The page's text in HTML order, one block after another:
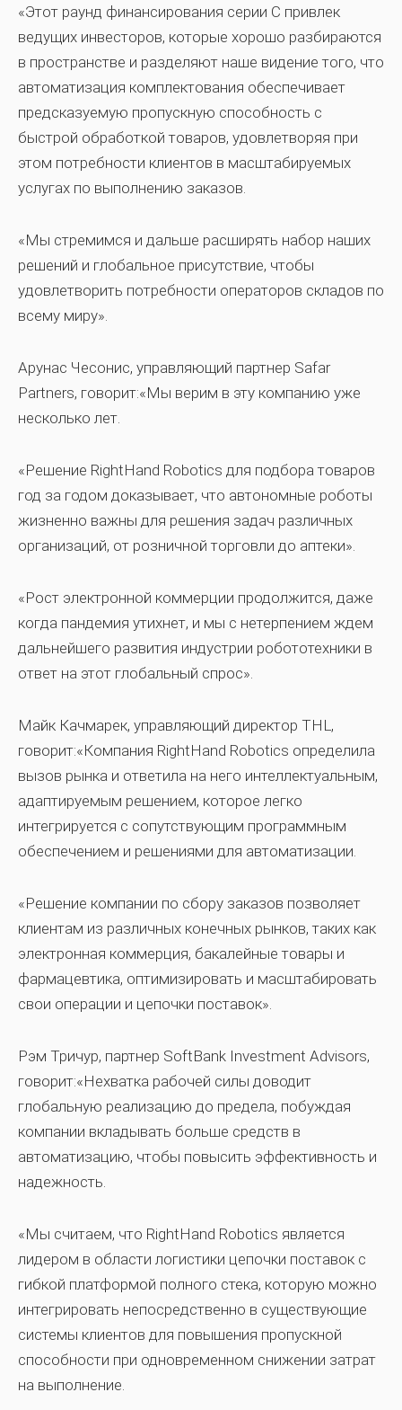
«Этот раунд финансирования серии C привлек
ведущих инвесторов, которые хорошо разбираются
в пространстве и разделяют наше видение того, что
автоматизация комплектования обеспечивает
предсказуемую пропускную способность с
быстрой обработкой товаров, удовлетворяя при
этом потребности клиентов в масштабируемых
услугах по выполнению заказов.
«Мы стремимся и дальше расширять набор наших
решений и глобальное присутствие, чтобы
удовлетворить потребности операторов складов по
всему миру».
Арунас Чесонис, управляющий партнер Safar
Partners, говорит:«Мы верим в эту компанию уже
несколько лет.
«Решение RightHand Robotics для подбора товаров
год за годом доказывает, что автономные роботы
жизненно важны для решения задач различных
организаций, от розничной торговли до аптеки».
«Рост электронной коммерции продолжится, даже
когда пандемия утихнет, и мы с нетерпением ждем
дальнейшего развития индустрии робототехники в
ответ на этот глобальный спрос».
Майк Качмарек, управляющий директор THL,
говорит:«Компания RightHand Robotics определила
вызов рынка и ответила на него интеллектуальным,
адаптируемым решением, которое легко
интегрируется с сопутствующим программным
обеспечением и решениями для автоматизации.
«Решение компании по сбору заказов позволяет
клиентам из различных конечных рынков, таких как
электронная коммерция, бакалейные товары и
фармацевтика, оптимизировать и масштабировать
свои операции и цепочки поставок».
Рэм Тричур, партнер SoftBank Investment Advisors,
говорит:«Нехватка рабочей силы доводит
глобальную реализацию до предела, побуждая
компании вкладывать больше средств в
автоматизацию, чтобы повысить эффективность и
надежность.
«Мы считаем, что RightHand Robotics является
лидером в области логистики цепочки поставок с
гибкой платформой полного стека, которую можно
интегрировать непосредственно в существующие
системы клиентов для повышения пропускной
способности при одновременном снижении затрат
на выполнение.